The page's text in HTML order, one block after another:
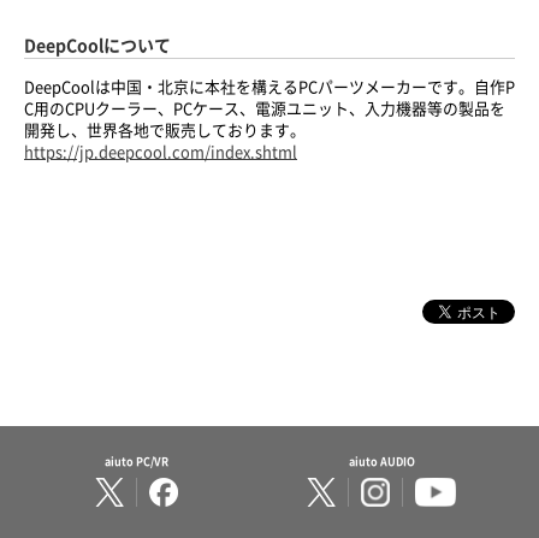
DeepCoolについて
DeepCoolは中国・北京に本社を構えるPCパーツメーカーです。自作P
C用のCPUクーラー、PCケース、電源ユニット、入力機器等の製品を
開発し、世界各地で販売しております。
https://jp.deepcool.com/index.shtml
aiuto PC/VR aiuto AUDIO